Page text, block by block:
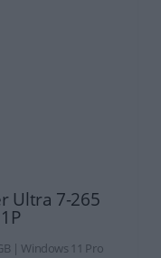
Ultra 7-265
| Windows 11 Pro